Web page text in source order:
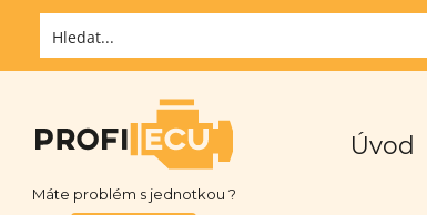
Máte problém s jednotkou ?
Úvod